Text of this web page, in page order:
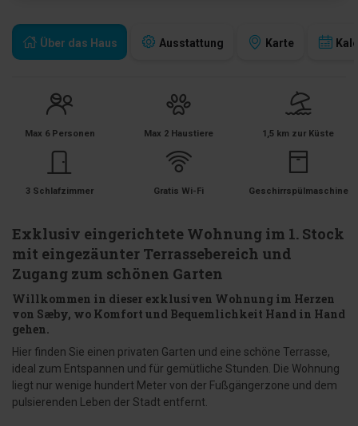
Über das Haus Ausstattung Karte
Max 6 Personen Max 2 Haustiere 1,5 km zur Küste
3 Schlafzimmer Gratis Wi-Fi Geschirrspülmaschine
Exklusiv eingerichtete Wohnung im 1. Stock
mit eingezäunter Terrassebereich und
Zugang zum schönen Garten
Willkommen in dieser exklusiven Wohnung im Herzen
von Sæby, wo Komfort und Bequemlichkeit Hand in Hand
gehen.
Hier finden Sie einen privaten Garten und eine schöne Terrasse,
ideal zum Entspannen und für gemütliche Stunden. Die Wohnung
liegt nur wenige hundert Meter von der Fußgängerzone und dem
pulsierenden Leben der Stadt entfernt.